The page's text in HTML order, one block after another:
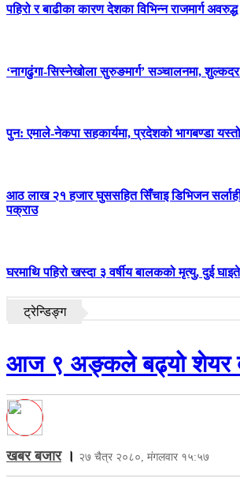
पहिरो र बाढीका कारण देशका विभिन्न राजमार्ग अवरुद्ध
‘नागढुंगा-सिस्नेखोला सुरुङमार्ग’ सञ्चालनमा,
पुन: एमाले-नेकपा सहकार्यमा, प्रदेशको भागबण्डा
आठ लाख २१ हजार घुससहित सिँचाइ डिभिजन
पक्राउ
घरमाथि पहिरो खस्दा ३ वर्षीय बालकको मृत्यु, दुई घाइते
ट्रेन्डिङ्ग
आज ९ अङ्कले बढ्यो शेयर
खबर बजार। २७ चैत्र २०८०, मंगलवार १५:५७